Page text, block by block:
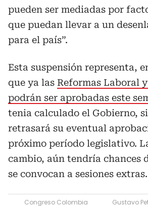
pueden ser mediadas por
que puedan llevar a un
para el país”.
Esta suspensión representa,
que ya las Reformas Laboral
podrán ser aprobadas este
tenia calculado el Gobierno,
retrasará su eventual
próximo período legislativo.
cambio, aún tendría chances
se convocan a sesiones extras.
Congreso Colombia Gustavo